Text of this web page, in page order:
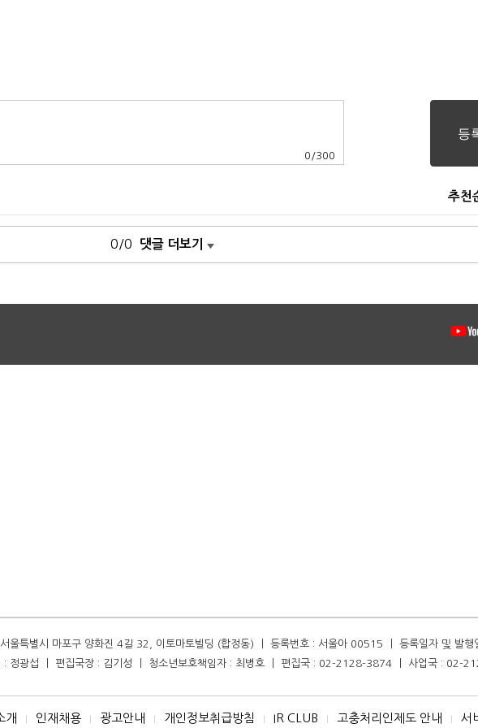
0 /300
추천
0/0 댓글 더보기
울특별시 마포구 양화진 4길 32, 이토마토빌딩 (합정동) ㅣ 등록번호 : 서울아 00515 ㅣ 등록일자 및 발
: 정광섭 ㅣ 편집국장 : 김기성 ㅣ 청소년보호책임자 : 최병호 ㅣ 편집국 : 02-2128-3874 ㅣ 사업국 : 02-
개 I 인재채용 I 광고안내 I 개인정보취급방침 I IR CLUB I 고충처리인제도 안내 I 서